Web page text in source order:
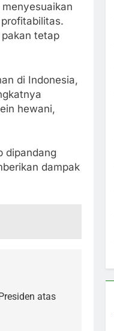
tetap
di Indonesia,
hewani,
dipandang
dampak
atas